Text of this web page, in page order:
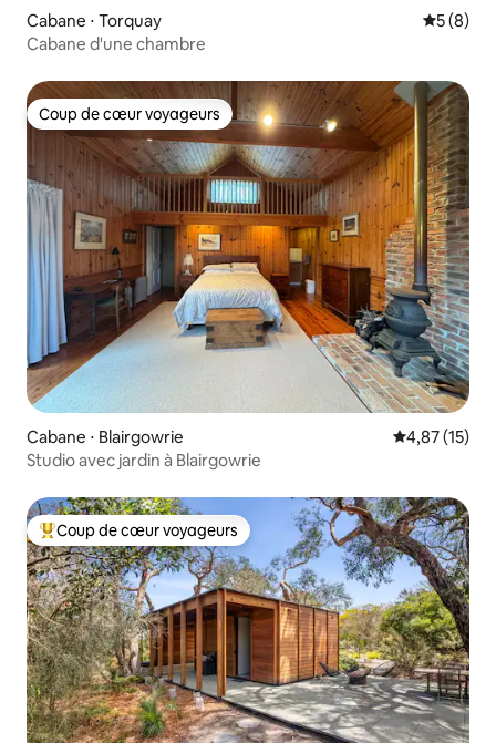
Cabane ⋅ Torquay
5 (8)
Cabane d'une chambre
Coup de cœur voyageurs
Coup de cœur voyageurs
Cabane ⋅ Blairgowrie Évaluation
4,87 (15)
Studio avec jardin à Blairgowrie
Coups de cœur voyageurs les plus appréciés
Coup de cœur voyageurs